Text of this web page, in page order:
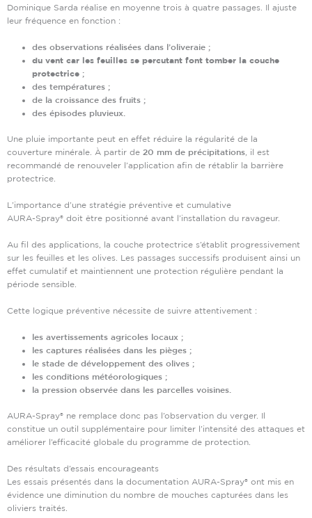
Dominique Sarda réalise en moyenne trois à quatre passages. Il ajuste
leur fréquence en fonction :
des observations réalisées dans l’oliveraie ;
du vent car les feuilles se percutant font tomber la couche
protectrice ;
des températures ;
de la croissance des fruits ;
des épisodes pluvieux.
Une pluie importante peut en effet réduire la régularité de la
couverture minérale. À partir de 20 mm de précipitations , il est
recommandé de renouveler l’application afin de rétablir la barrière
protectrice.
L’importance d’une stratégie préventive et cumulative
AURA-Spray® doit être positionné avant l’installation du ravageur.
Au fil des applications, la couche protectrice s’établit progressivement
sur les feuilles et les olives. Les passages successifs produisent ainsi un
effet cumulatif et maintiennent une protection régulière pendant la
période sensible.
Cette logique préventive nécessite de suivre attentivement :
les avertissements agricoles locaux ;
les captures réalisées dans les pièges ;
le stade de développement des olives ;
les conditions météorologiques ;
la pression observée dans les parcelles voisines.
AURA-Spray® ne remplace donc pas l’observation du verger. Il
constitue un outil supplémentaire pour limiter l’intensité des attaques et
améliorer l’efficacité globale du programme de protection.
Des résultats d’essais encourageants
Les essais présentés dans la documentation AURA-Spray® ont mis en
évidence une diminution du nombre de mouches capturées dans les
oliviers traités.